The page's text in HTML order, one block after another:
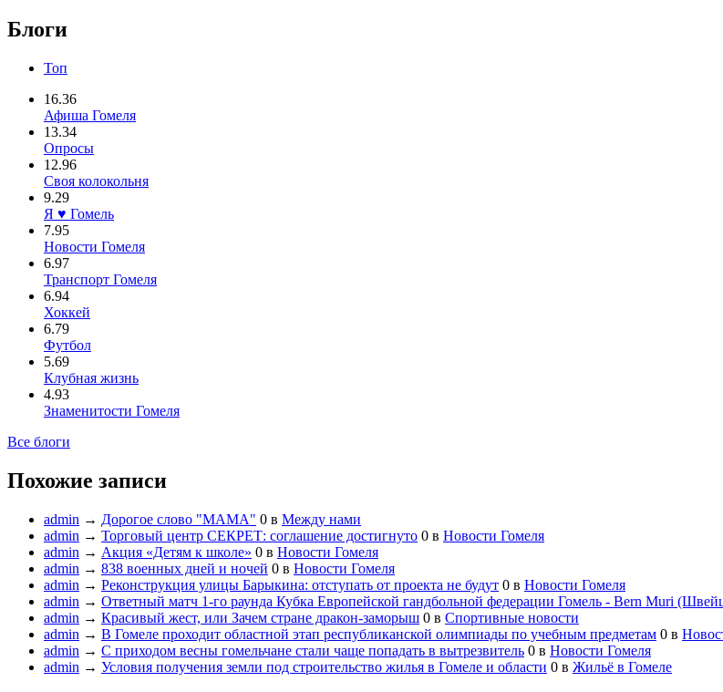
Блоги
Топ
16.36
Афиша Гомеля
13.34
Опросы
12.96
Своя колокольня
9.29
Я ♥ Гомель
7.95
Новости Гомеля
6.97
Транспорт Гомеля
6.94
Хоккей
6.79
Футбол
5.69
Клубная жизнь
4.93
Знаменитости Гомеля
Все блоги
Похожие записи
admin → Дорогое слово "МАМА" 0 в Между нами
admin → Торговый центр СЕКРЕТ: соглашение достигнуто 0 в Новости Гомеля
admin → Акция «Детям к школе» 0 в Новости Гомеля
admin → 838 военных дней и ночей 0 в Новости Гомеля
admin → Реконструкция улицы Барыкина: отступать от проекта не будут 0 в Новости Гомеля
admin → Ответный матч 1-го раунда Кубка Европейской гандбольной федерации Гомель - Bern Muri
admin → Красивый жест, или Зачем стране дракон-заморыш 0 в Спортивные новости
admin → В Гомеле проходит областной этап республиканской олимпиады по учебным предметам 0 в
admin → С приходом весны гомельчане стали чаще попадать в вытрезвитель 0 в Новости Гомеля
admin → Условия получения земли под строительство жилья в Гомеле и области 0 в Жильё в Гомеле